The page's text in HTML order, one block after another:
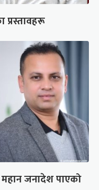
प्रस्तावहरू
जनादेश पाएको